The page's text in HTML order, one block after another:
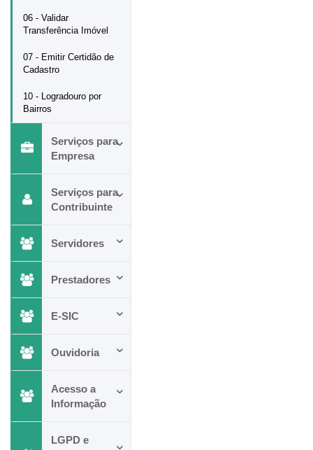
06 - Validar
Transferência Imóvel
07 - Emitir Certidão de
Cadastro
10 - Logradouro por
Bairros
Serviços para
Empresa
Serviços para
Contribuinte
Servidores
Prestadores
E-SIC
Ouvidoria
Acesso a
Informação
LGPD e